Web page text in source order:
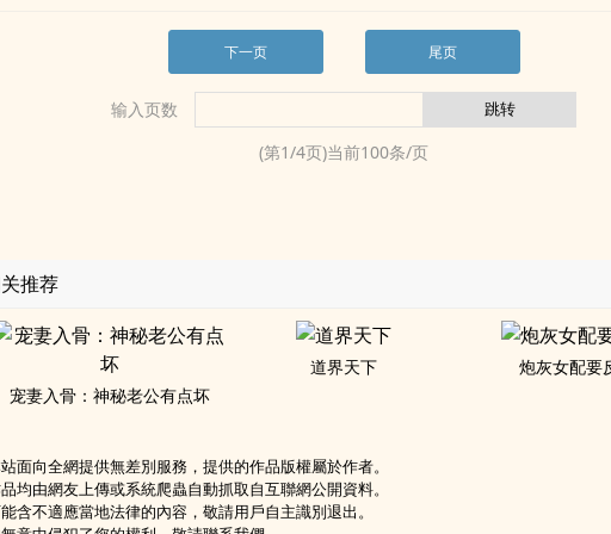
下一页 尾页
输入页数
(第1/4页)当前100条/页
推荐
宠妻入骨：神秘老公有点坏
道界天下 炮灰女配要
面向全網提供無差別服務，提供的作品版權屬於作者。
均由網友上傳或系統爬蟲自動抓取自互聯網公開資料。
含不適應當地法律的內容，敬請用戶自主識別退出。